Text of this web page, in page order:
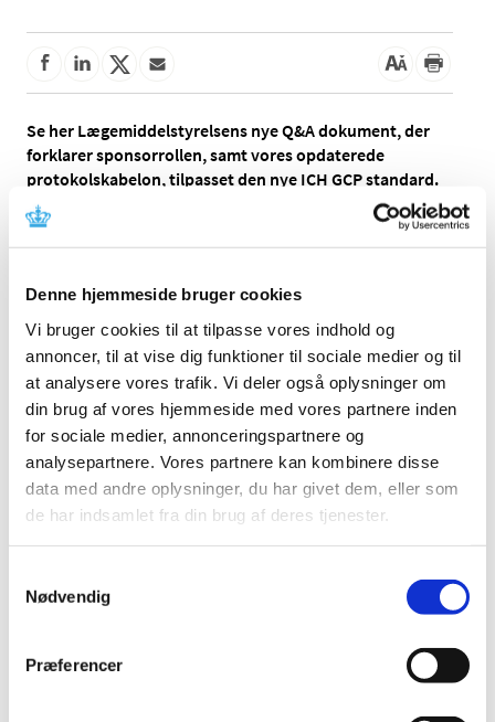
Denne hjemmeside bruger cookies
Vi bruger cookies til at tilpasse vores indhold og
annoncer, til at vise dig funktioner til sociale medier og til
at analysere vores trafik. Vi deler også oplysninger om
din brug af vores hjemmeside med vores partnere inden
for sociale medier, annonceringspartnere og
analysepartnere. Vores partnere kan kombinere disse
data med andre oplysninger, du har givet dem, eller som
de har indsamlet fra din brug af deres tjenester.
Nødvendig
Præferencer
Se her Lægemiddelstyrelsens nye Q&A dokument, der
forklarer sponsorrollen, samt vores opdaterede
protokolskabelon, tilpasset den nye ICH GCP standard.
I Lægemiddelstyrelsen arbejder vi løbende på at gøre det
lettere for sponsorer at forstå krav og forventninger til
dokument, der sætter fokus på sponsors rolle og ansvar
i kliniske forsøg.Dokumentet giver svar på, hvilke
forventninger Lægemiddelstyrelsen har til sponsorrollen
og de forpligtigelser som følger med. Det er relevant ikke
mindst, når et hospital eller en hospitalsafdeling
anmeldes som sponsor for et klinisk lægemiddelforsøg.
Samtidig har vi opdateret voresprotokolskabelon, så den
afspejler kravene i den nyligt reviderede ICH GCP-
standard.Blandt andet er begrebet sponsor oversight nu